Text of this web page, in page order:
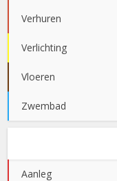
Verhuren
Verlichting
Vloeren
Zwembad
Aanleg